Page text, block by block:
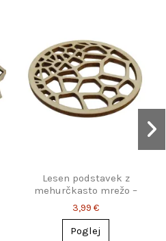
Lesen podstavek z
mehurčkasto mrežo –
igriv dizajn za
vsakdanjo rabo
3,99 €
Poglej